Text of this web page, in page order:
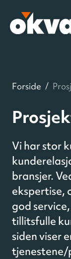
Forside /
Vi har stor
bransjer.
ekspertise,
god
tillitsfulle
siden viser
tjenestene/